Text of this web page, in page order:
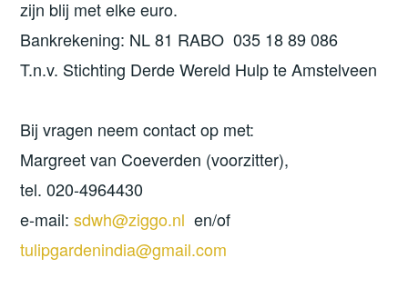
zijn blij met elke euro.
Bankrekening: NL 81 RABO 035 18 89 086
T.n.v. Stichting Derde Wereld Hulp te Amstelveen
Bij vragen neem contact op met:
Margreet van Coeverden (voorzitter),
tel. 020-4964430
e-mail:sdwh@ziggo.nl en/of
tulipgardenindia@gmail.com